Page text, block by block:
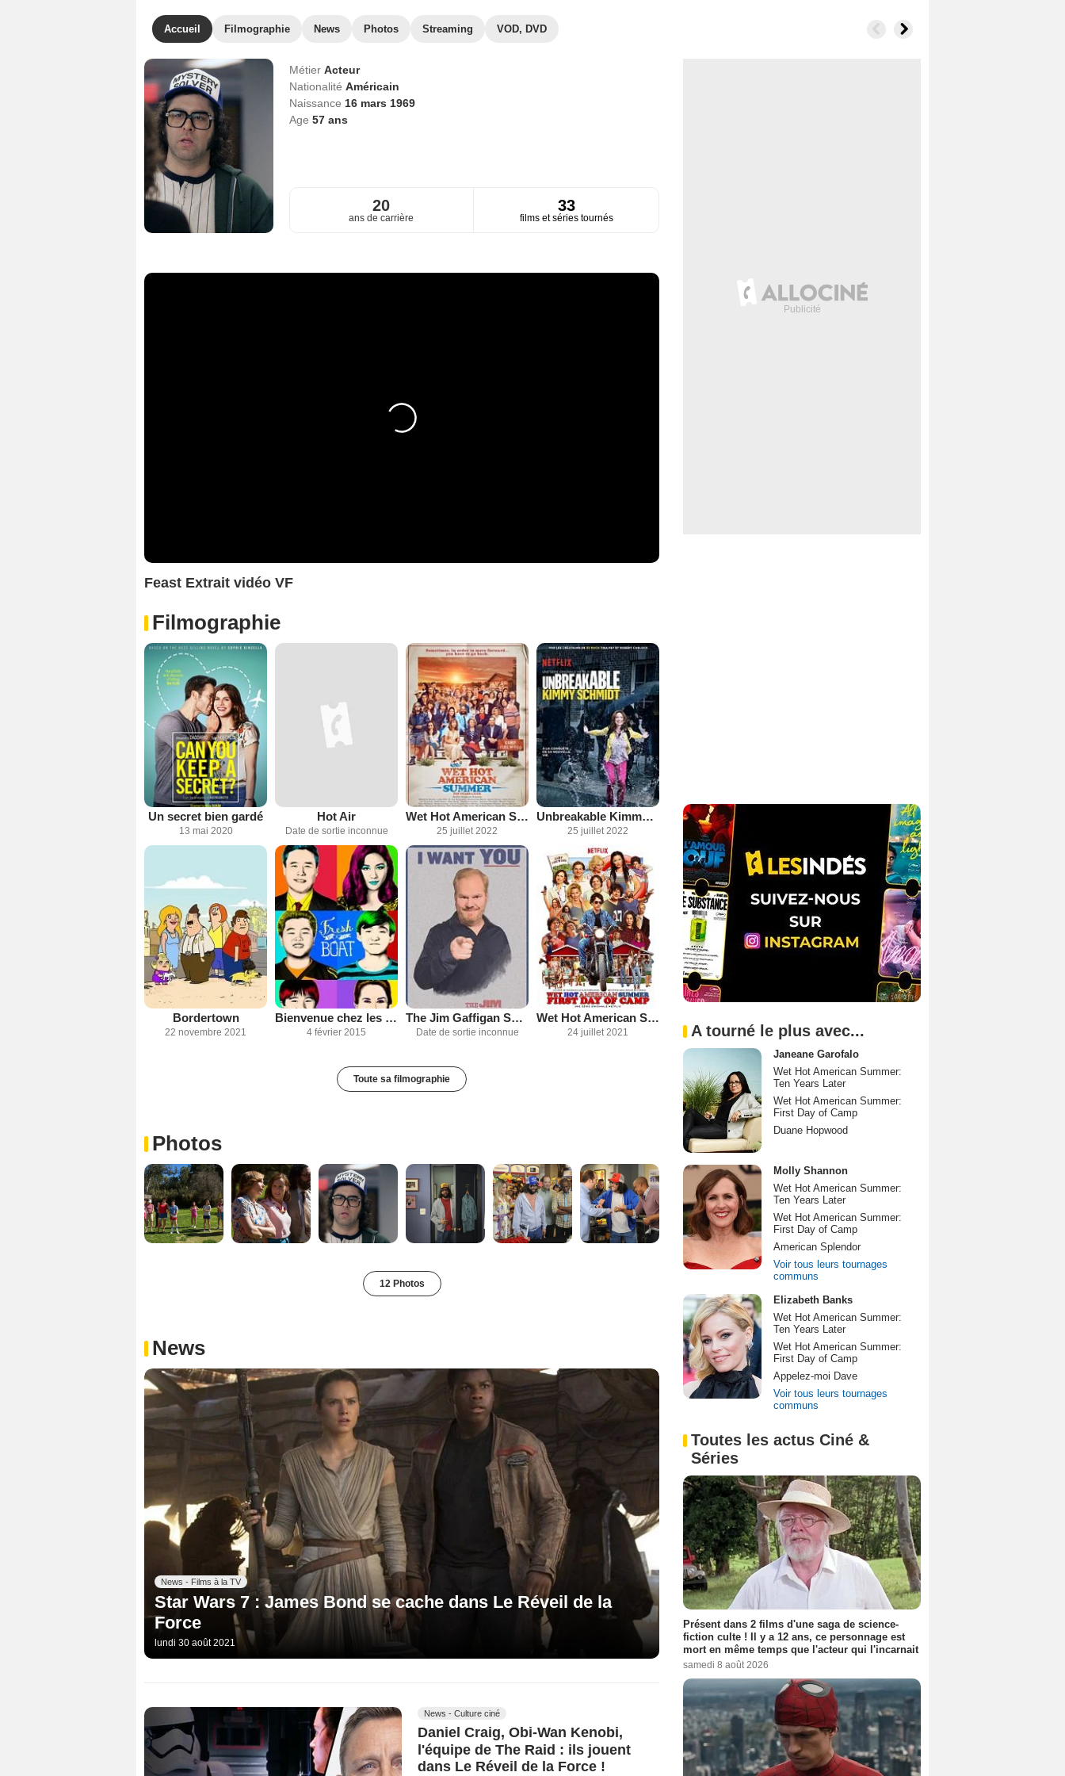
Accueil Filmographie News Photos Streaming VOD, DVD
Métier Acteur
Nationalité Américain
Naissance 16 mars 1969
Age 57ans
20
ans de carrière
33
films et séries tournés
Feast Extrait vidéo VF
Filmographie
Un secret bien gardé
13 mai 2020
Hot Air
Date de sortie inconnue
Wet Hot American Summer: Ten Years Later
25 juillet 2022
Unbreakable Kimmy Schmidt
25 juillet 2022
Bordertown
22 novembre 2021
Bienvenue chez les Huang
4 février 2015
The Jim Gaffigan Show
Date de sortie inconnue
Wet Hot American Summer: First Day of Camp
24 juillet 2021
Toute sa filmographie
Photos
12 Photos
News
News - Films à la TV
Star Wars 7 : James Bond se cache dans Le Réveil de la
Force
lundi 30 août 2021
News - Culture ciné
Daniel Craig, Obi-Wan Kenobi,
l'équipe de The Raid : ils jouent
dans Le Réveil de la Force !
A tourné le plus avec...
Janeane Garofalo
Wet Hot American Summer:
Ten Years Later
Wet Hot American Summer:
First Day of Camp
Duane Hopwood
Molly Shannon
Wet Hot American Summer:
Ten Years Later
Wet Hot American Summer:
First Day of Camp
American Splendor
Voir tous leurs tournages
communs
Elizabeth Banks
Wet Hot American Summer:
Ten Years Later
Wet Hot American Summer:
First Day of Camp
Appelez-moi Dave
Voir tous leurs tournages
communs
Toutes les actus Ciné &
Séries
Présent dans 2 films d'une saga de science-
fiction culte ! Il y a 12 ans, ce personnage est
mort en même temps que l'acteur qui l'incarnait
samedi 8 août 2026